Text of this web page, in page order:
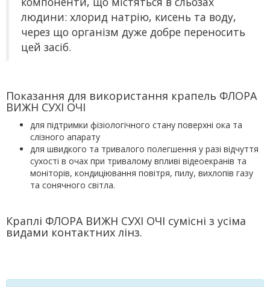
людини: хлорид натрію, кисень та воду,
через що організм дуже добре переносить
цей засіб.
Показання для використання крапель ФЛОРА
ВИЖН СУХІ ОЧІ
для підтримки фізіологічного стану поверхні ока та
слізного апарату
для швидкого та тривалого полегшення у разі відчуття
сухості в очах при тривалому впливі відеоекранів та
моніторів, кондиціювання повітря, пилу, вихлопів газу
та сонячного світла.
Краплі ФЛОРА ВИЖН СУХІ ОЧІ сумісні з усіма
видами контактних лінз.